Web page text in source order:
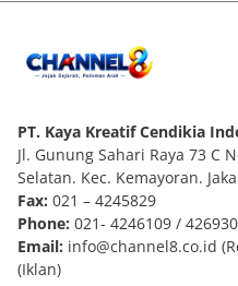
PT. Kaya Kreatif Cendikia
Jl. Gunung Sahari Raya 73 C
Selatan. Kec. Kemayoran.
Fax: 021 – 4245829
Phone: 021- 4246109 /
Email: info@channel8.co.id
(Iklan)